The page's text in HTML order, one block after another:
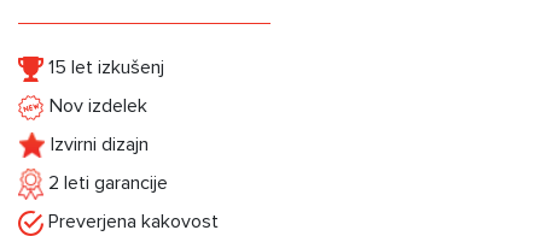
15 let izkušenj
Nov izdelek
Izvirni dizajn
2 leti garancije
Preverjena kakovost